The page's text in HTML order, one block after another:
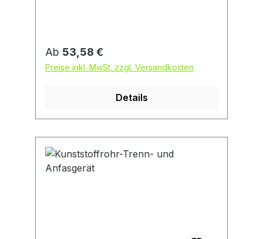
Regulärer Preis:
Ab 53,58 €
Preise inkl. MwSt. zzgl. Versandkosten
Details